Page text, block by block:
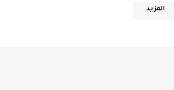
المزيد